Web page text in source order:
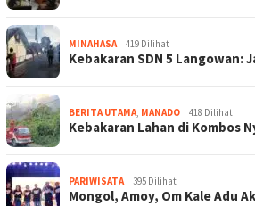
MINAHASA 419 Dilihat
Kebakaran SDN 5 Langowan:
BERITA UTAMA, MANADO 418 Dilihat
Kebakaran Lahan di Kombos
PARIWISATA 395 Dilihat
Mongol, Amoy, Om Kale Adu